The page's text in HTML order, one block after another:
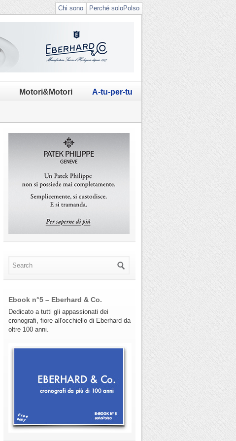
Perché soloPolso
Chi sono
Motori&Motori A-tu-per-tu
Ebook n°5 – Eberhard & Co.
Dedicato a tutti gli appassionati dei
cronografi, fiore all'occhiello di Eberhard da
oltre 100 anni.